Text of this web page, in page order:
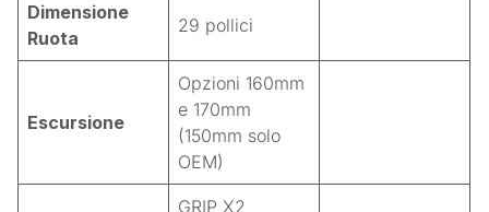
Dimensione
Ruota
29 pollici
Escursione
Opzioni 160mm
e 170mm
(150mm solo
OEM)
GRIP X2